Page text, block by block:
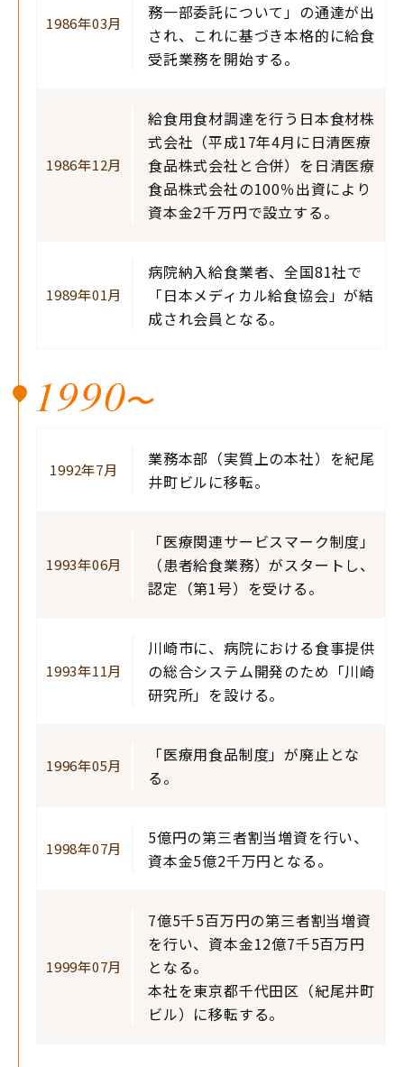
1986年03月
務一部委託について」の通達が出
され、これに基づき本格的に給食
受託業務を開始する。
1986年12月
給食用食材調達を行う日本食材株
式会社（平成17年4月に日清医療
食品株式会社と合併）を日清医療
食品株式会社の100％出資により
資本金2千万円で設立する。
1989年01月
病院納入給食業者、全国81社で
「日本メディカル給食協会」が結
成され会員となる。
1990〜
1992年7月
業務本部（実質上の本社）を紀尾
井町ビルに移転。
1993年06月
「医療関連サービスマーク制度」
（患者給食業務）がスタートし、
認定（第1号）を受ける。
1993年11月
川崎市に、病院における食事提供
の総合システム開発のため「川崎
研究所」を設ける。
1996年05月
「医療用食品制度」が廃止とな
る。
1998年07月
5億円の第三者割当増資を行い、
資本金5億2千万円となる。
1999年07月
7億5千5百万円の第三者割当増資
を行い、資本金12億7千5百万円
となる。
本社を東京都千代田区（紀尾井町
ビル）に移転する。